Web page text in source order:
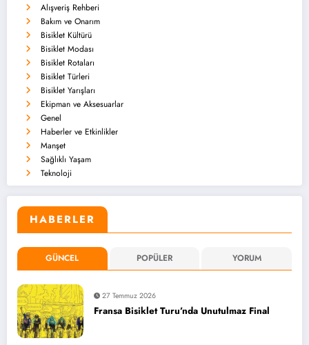
Alışveriş Rehberi
Bakım ve Onarım
Bisiklet Kültürü
Bisiklet Modası
Bisiklet Rotaları
Bisiklet Türleri
Bisiklet Yarışları
Ekipman ve Aksesuarlar
Genel
Haberler ve Etkinlikler
Manşet
Sağlıklı Yaşam
Teknoloji
HABERLER
GÜNCEL POPÜLER YORUM
27 Temmuz 2026
Fransa Bisiklet Turu’nda Unutulmaz Final